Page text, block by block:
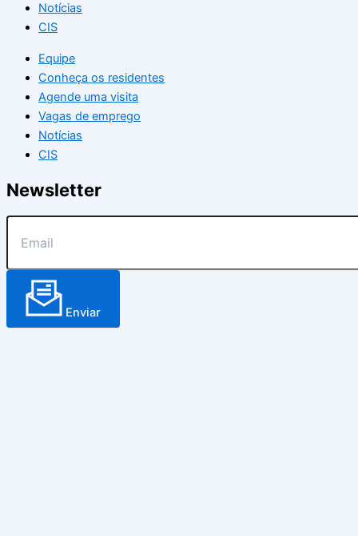
Notícias
CIS
Equipe
Conheça os residentes
Agende uma visita
Vagas de emprego
Notícias
CIS
Newsletter
Enviar